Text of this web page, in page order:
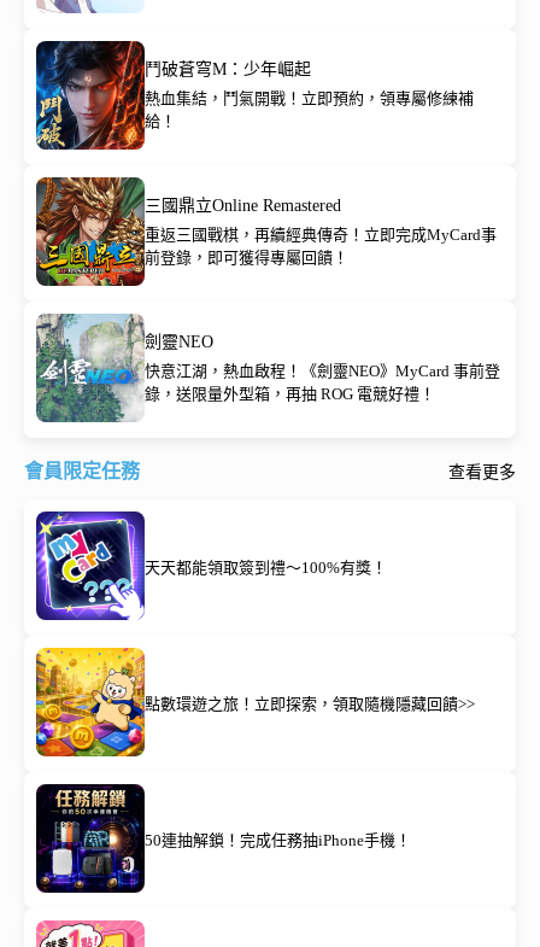
鬥破蒼穹M：少年崛起
熱血集結，鬥氣開戰！立即預約，領專屬修練補
給！
三國鼎立Online Remastered
重返三國戰棋，再續經典傳奇！立即完成MyCard事
前登錄，即可獲得專屬回饋！
劍靈NEO
快意江湖，熱血啟程！《劍靈NEO》MyCard 事前登
錄，送限量外型箱，再抽 ROG 電競好禮！
會員限定任務 查看更多
天天都能領取簽到禮～100%有獎！
點數環遊之旅！立即探索，領取隨機隱藏回饋>>
50連抽解鎖！完成任務抽iPhone手機！